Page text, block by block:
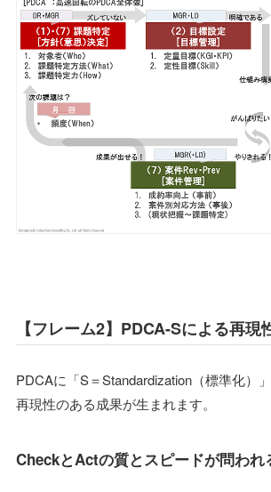
【フレーム2】PDCA-Sによる再現
PDCAに「S＝Standardization（標準化）
再現性のある成果が生まれます。
CheckとActの質とスピードが問われ